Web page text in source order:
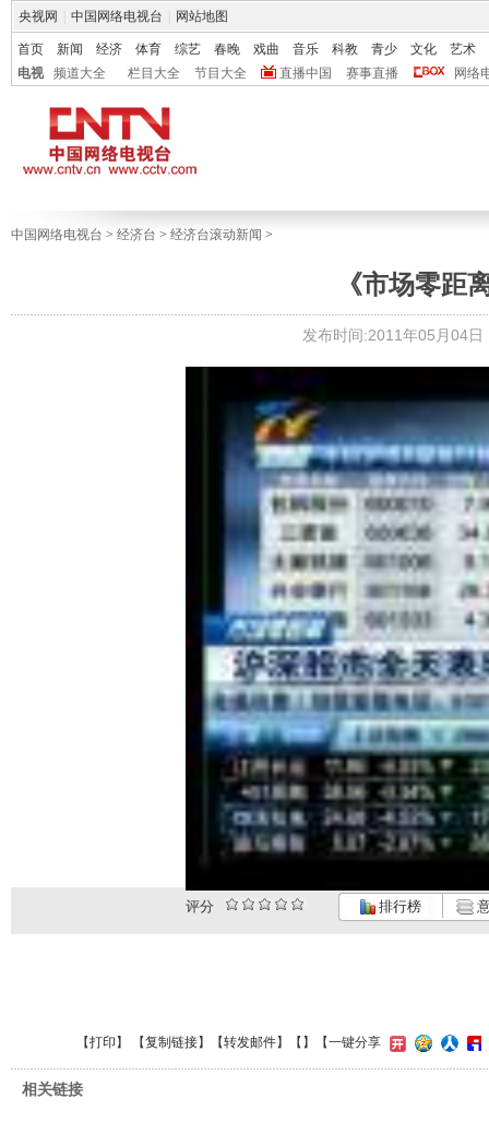
央视网 中国网络电视台 网站地图
首页 新闻 经济 体育 综艺 春晚 戏曲 音乐 科教 青少 文化
艺术
电视
频道大全 栏目大全 节目大全 直播中国 赛事直播 网络
中国网络电视台 > 经济台 > 经济台滚动新闻 >
《市场零距
发布时间:2011年05月04
评分 排行榜
【打印 】 【复制链接】【转发邮件】【 】 【一键分享
相关链接